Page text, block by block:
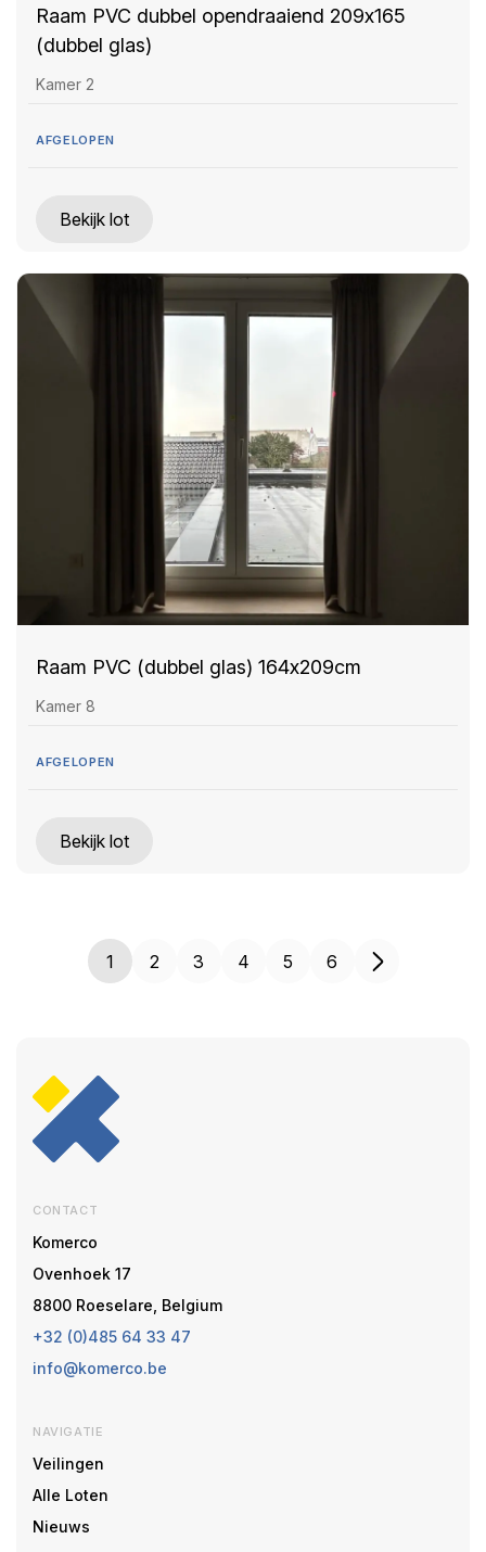
Raam PVC dubbel opendraaiend 209x165
(dubbel glas)
Kamer 2
AFGELOPEN
Bekijk lot
Raam PVC (dubbel glas) 164x209cm
Kamer 8
AFGELOPEN
Bekijk lot
1 2 3 4 5 6
CONTACT
Komerco
Ovenhoek 17
8800 Roeselare, Belgium
+32 (0)485 64 33 47
info@komerco.be
NAVIGATIE
Veilingen
Alle Loten
Nieuws